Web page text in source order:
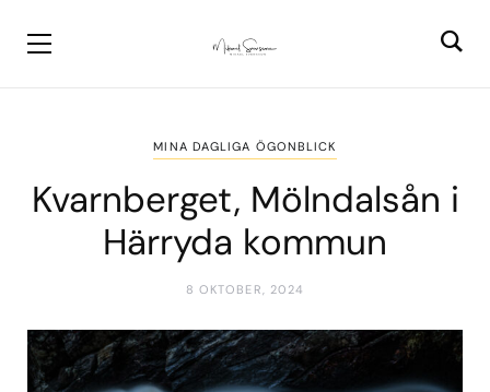
MINA DAGLIGA ÖGONBLICK
Kvarnberget, Mölndalsån i
Härryda kommun
8 OKTOBER, 2024